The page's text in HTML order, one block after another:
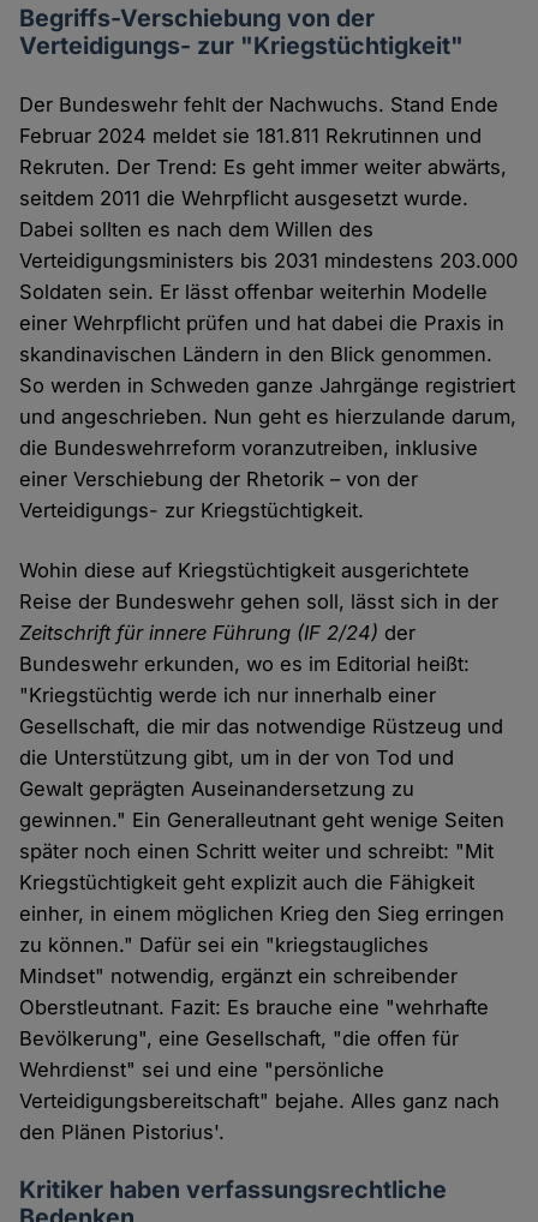
Begriffs-Verschiebung von der
Verteidigungs- zur "Kriegstüchtigkeit"
Der Bundeswehr fehlt der Nachwuchs. Stand Ende
Februar 2024 meldet sie 181.811 Rekrutinnen und
Rekruten. Der Trend: Es geht immer weiter abwärts,
seitdem 2011 die Wehrpflicht ausgesetzt wurde.
Dabei sollten es nach dem Willen des
Verteidigungsministers bis 2031 mindestens 203.000
Soldaten sein. Er lässt offenbar weiterhin Modelle
einer Wehrpflicht prüfen und hat dabei die Praxis in
skandinavischen Ländern in den Blick genommen.
So werden in Schweden ganze Jahrgänge registriert
und angeschrieben. Nun geht es hierzulande darum,
die Bundeswehrreform voranzutreiben, inklusive
einer Verschiebung der Rhetorik – von der
Verteidigungs- zur Kriegstüchtigkeit.
Wohin diese auf Kriegstüchtigkeit ausgerichtete
Reise der Bundeswehr gehen soll, lässt sich in der
Zeitschrift für innere Führung (IF 2/24) der
Bundeswehr erkunden, wo es im Editorial heißt:
"Kriegstüchtig werde ich nur innerhalb einer
Gesellschaft, die mir das notwendige Rüstzeug und
die Unterstützung gibt, um in der von Tod und
Gewalt geprägten Auseinandersetzung zu
gewinnen." Ein Generalleutnant geht wenige Seiten
später noch einen Schritt weiter und schreibt: "Mit
Kriegstüchtigkeit geht explizit auch die Fähigkeit
einher, in einem möglichen Krieg den Sieg erringen
zu können." Dafür sei ein "kriegstaugliches
Mindset" notwendig, ergänzt ein schreibender
Oberstleutnant. Fazit: Es brauche eine "wehrhafte
Bevölkerung", eine Gesellschaft, "die offen für
Wehrdienst" sei und eine "persönliche
Verteidigungsbereitschaft" bejahe. Alles ganz nach
den Plänen Pistorius'.
Kritiker haben verfassungsrechtliche